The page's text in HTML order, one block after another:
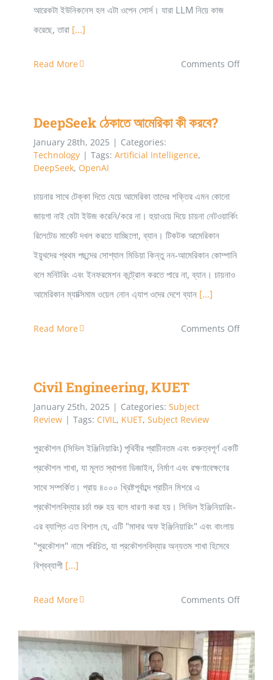
আরেকটা ইউনিকনেস হল এটা ওপেন সোর্স। যারা LLM নিয়ে কাজ
করেছে, তারা [...]
Read More Comments Offon
DeepSeek ঠেকাতে আমেরিকা কী করবে?
January 28th, 2025 | Categories:
Technology | Tags: Artificial Intelligence,
DeepSeek, OpenAI
চায়নার সাথে টেক্কা দিতে যেয়ে আমেরিকা তাদের শক্তির এমন কোনো
জায়গা নাই যেটা ইউজ করেনি/করে না। হুয়াওয়ে দিয়ে চায়না নেটওয়ার্কিং
রিলেটেড মার্কেট দখল করতে যাচ্ছিলো, ব্যান। টিকটক আমেরিকান
ইয়ুথদের প্রথম পছন্দের সোশ্যাল মিডিয়া কিন্তু নন-আমেরিকান কোম্পানি
বলে মনিটরিং এবং ইনফরমেশন কন্ট্রোল করতে পারে না, ব্যান। চায়নাও
আমেরিকান ম্যাক্সিমাম ওয়েল নোন এ্যাপ ওদের দেশে ব্যান [...]
Read More Comments Offon
Civil Engineering, KUET
January 25th, 2025 | Categories: Subject
Review | Tags: CIVIL, KUET, Subject Review
পুরকৌশল (সিভিল ইঞ্জিনিয়ারিং) পৃথিবীর প্রাচীনতম এবং গুরুত্বপূর্ণ একটি
প্রকৌশল শাখা, যা মূলত স্থাপনা ডিজাইন, নির্মাণ এবং রক্ষণাবেক্ষণের
সাথে সম্পর্কিত। প্রায় ৪০০০ খ্রিষ্টপূর্বাব্দে প্রাচীন মিশরে এ
প্রকৌশলবিদ্যার চর্চা শুরু হয় বলে ধারণা করা হয়। সিভিল ইঞ্জিনিয়ারিং-
এর ব্যাপ্তি এত বিশাল যে, এটি "মাদার অফ ইঞ্জিনিয়ারিং" এবং বাংলায়
"পুরকৌশল" নামে পরিচিত, যা প্রকৌশলবিদ্যার অন্যতম শাখা হিসেবে
বিশ্বব্যাপী [...]
Read More Comments Offon
KUET